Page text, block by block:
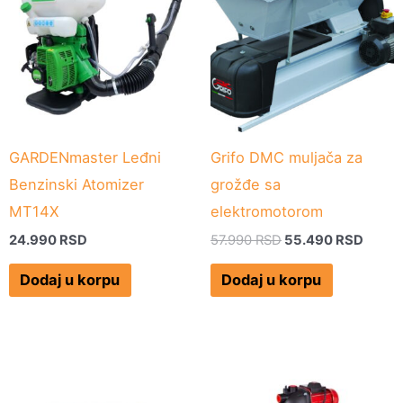
GARDENmaster Leđni
Benzinski Atomizer
MT14X
24.990 RSD
Dodaj u korpu
Grifo DMC muljača za
grožđe sa
elektromotorom
57.990RSD
bila:
57.990 RSD.
55.490 RSD
Dodaj u korpu